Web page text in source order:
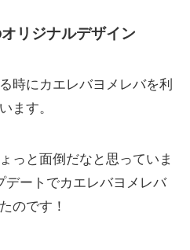
リジナルデザイン
時にカエレバヨメレバを利
ます。
っと面倒だなと思っていま
デートでカエレバヨメレバ
のです！